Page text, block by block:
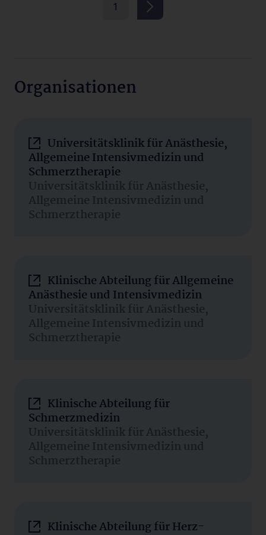
1
Organisationen
Universitätsklinik für Anästhesie,
Allgemeine Intensivmedizin und
Schmerztherapie
Universitätsklinik für Anästhesie,
Allgemeine Intensivmedizin und
Schmerztherapie
Klinische Abteilung für Allgemeine
Anästhesie und Intensivmedizin
Universitätsklinik für Anästhesie,
Allgemeine Intensivmedizin und
Schmerztherapie
Klinische Abteilung für
Schmerzmedizin
Universitätsklinik für Anästhesie,
Allgemeine Intensivmedizin und
Schmerztherapie
Klinische Abteilung für Herz-